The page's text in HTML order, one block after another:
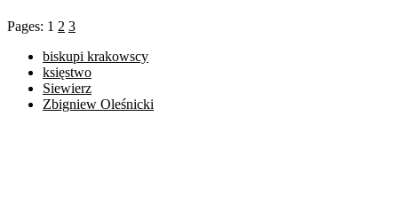
Pages: 1 2 3
biskupi krakowscy
księstwo
Siewierz
Zbigniew Oleśnicki